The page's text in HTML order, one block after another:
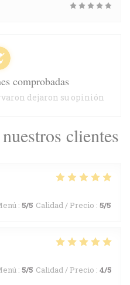
clientes
: 5/5 Calidad / Precio : 5/5
: 5/5 Calidad / Precio : 4/5
comprobadas
dejaron su opinión